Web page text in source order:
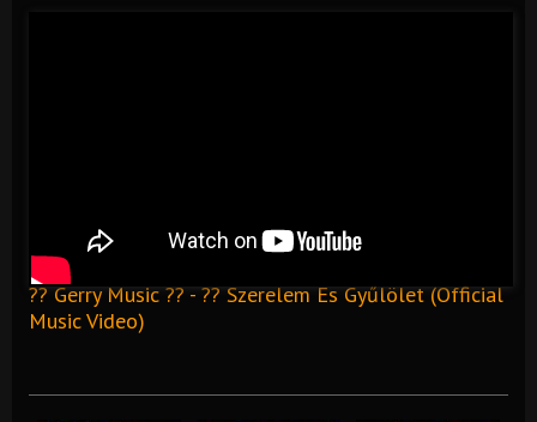
?? Gerry Music ?? - ?? Szerelem És Gyűlölet (Official
Music Video)